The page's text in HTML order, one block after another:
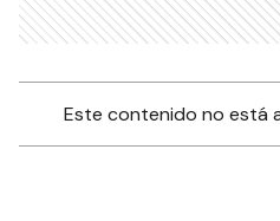
Este contenido no está